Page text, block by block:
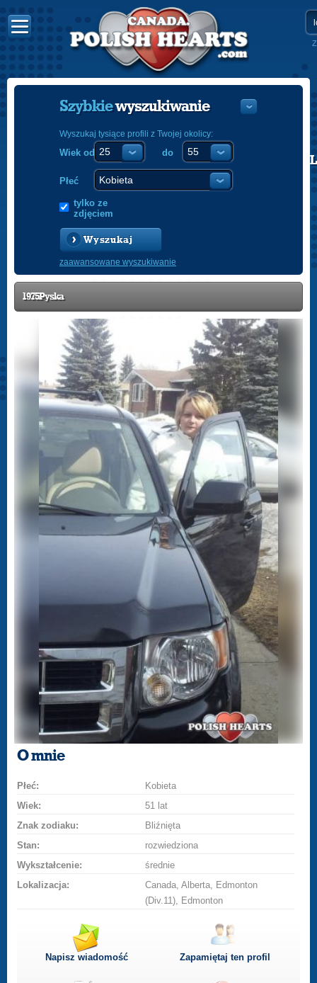
POLISH
Szybkiewyszukiwanie
Wyszukaj tysiące profili z Twojej okolicy:
Wiek od do
Płeć
tylko ze
zdjęciem
Wyszukaj
zaawansowane wyszukiwanie
1975Pyska
O mnie
Płeć:
Kobieta
Wiek:
51 lat
Znak zodiaku:
Bliźnięta
Stan:
rozwiedziona
Wykształcenie:
średnie
Lokalizacja:
Canada, Alberta, Edmonton
(Div.11), Edmonton
Napisz wiadomość Zapamiętaj ten profil